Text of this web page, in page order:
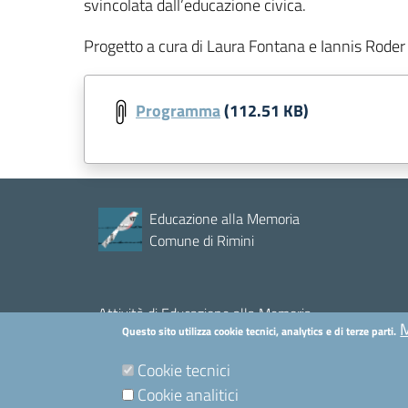
svincolata dall’educazione civica.
Progetto a cura di Laura Fontana e Iannis Roder
Programma(112.51 KB)
Educazione alla Memoria
Comune di Rimini
Attività di Educazione alla Memoria
COMUNE DI RIMINI- Servizio Relazioni Esterne
Questo sito utilizza cookie tecnici, analytics e di terze parti.
Cookie tecnici
Cookie analitici